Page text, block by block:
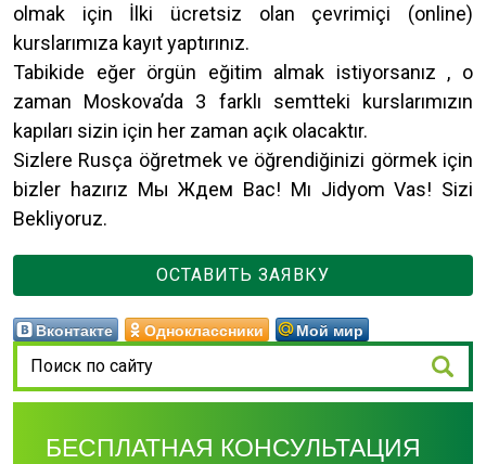
olmak için İlki ücretsiz olan çevrimiçi (online)
kurslarımıza kayıt yaptırınız.
Tabikide eğer örgün eğitim almak istiyorsanız , o
zaman Moskova’da 3 farklı semtteki kurslarımızın
kapıları sizin için her zaman açık olacaktır.
Sizlere Rusça öğretmek ve öğrendiğinizi görmek için
bizler hazırız Мы Ждем Вас! Mı Jidyom Vas! Sizi
Bekliyoruz.
ОСТАВИТЬ ЗАЯВКУ
Вконтакте Одноклассники Мой мир
БЕСПЛАТНАЯ КОНСУЛЬТАЦИЯ